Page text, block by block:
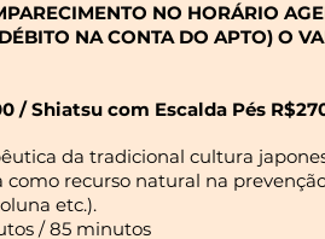
NO HORÁRIO
NA CONTA DO APTO) O
/ Shiatsu com Escalda Pés
da tradicional cultura
como recurso natural na
etc.).
/ 85 minutos